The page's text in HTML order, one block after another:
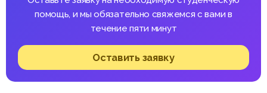
помощь, и мы обязательно свяжемся с вами в
течение пяти минут
Оставить заявку